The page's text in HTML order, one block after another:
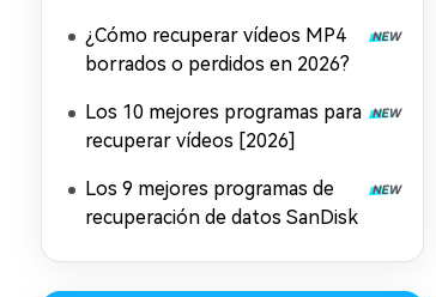
¿Cómo recuperar vídeos MP4
borrados o perdidos en 2026?
Los 10 mejores programas para
recuperar vídeos [2026]
Los 9 mejores programas de
recuperación de datos SanDisk